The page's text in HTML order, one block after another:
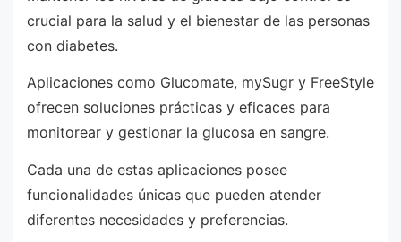
crucial para la salud y el bienestar de las personas
con diabetes.
Aplicaciones como Glucomate, mySugr y FreeStyle
ofrecen soluciones prácticas y eficaces para
monitorear y gestionar la glucosa en sangre.
Cada una de estas aplicaciones posee
funcionalidades únicas que pueden atender
diferentes necesidades y preferencias.